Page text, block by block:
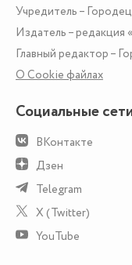
Учредитель –
Издатель – редакция
Главный редактор –
О Сookie файлах
Социальные
ВКонтакте
Дзен
Telegram
X (Twitter)
YouTube